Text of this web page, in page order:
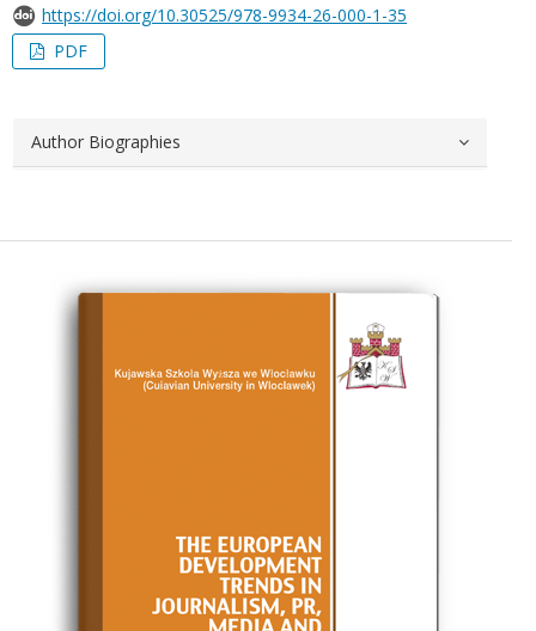
https://doi.org/10.30525/978-9934-26-000-1-35
PDF
Author Biographies